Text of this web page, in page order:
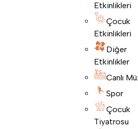
Etkinlikleri
Çocuk
Etkinlikleri
Diğer
Etkinlikler
Canlı
Spor
Çocuk
Tiyatrosu